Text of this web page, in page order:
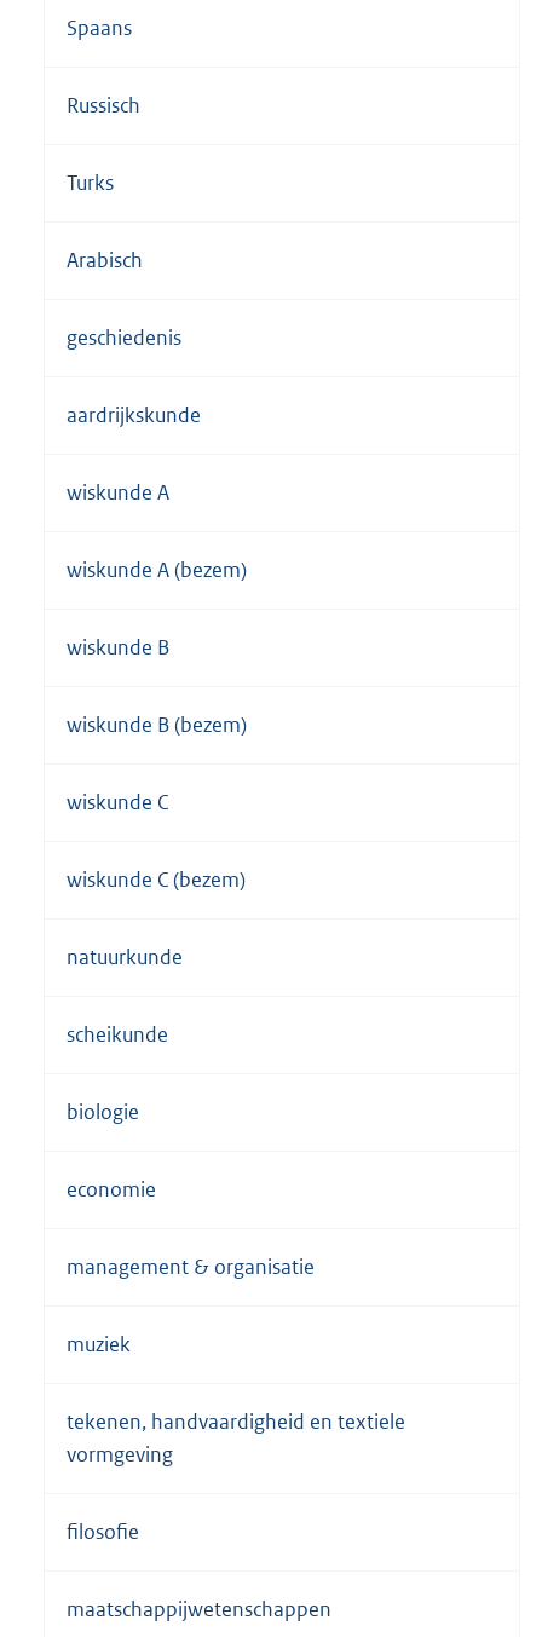
Spaans
Russisch
Turks
Arabisch
geschiedenis
aardrijkskunde
wiskunde A
wiskunde A (bezem)
wiskunde B
wiskunde B (bezem)
wiskunde C
wiskunde C (bezem)
natuurkunde
scheikunde
biologie
economie
management & organisatie
muziek
tekenen, handvaardigheid en textiele
vormgeving
filosofie
maatschappijwetenschappen